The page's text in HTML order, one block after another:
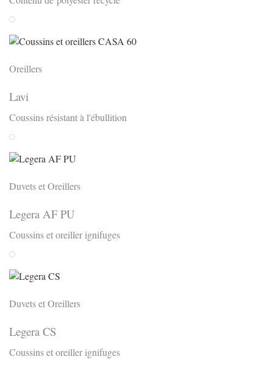
Weiss
Oreillers
Lavi
Coussins résistant à l'ébullition
Weiss
Duvets et Oreillers
Legera AF PU
Coussins et oreiller ignifuges
Weiss
Duvets et Oreillers
Legera CS
Coussins et oreiller ignifuges